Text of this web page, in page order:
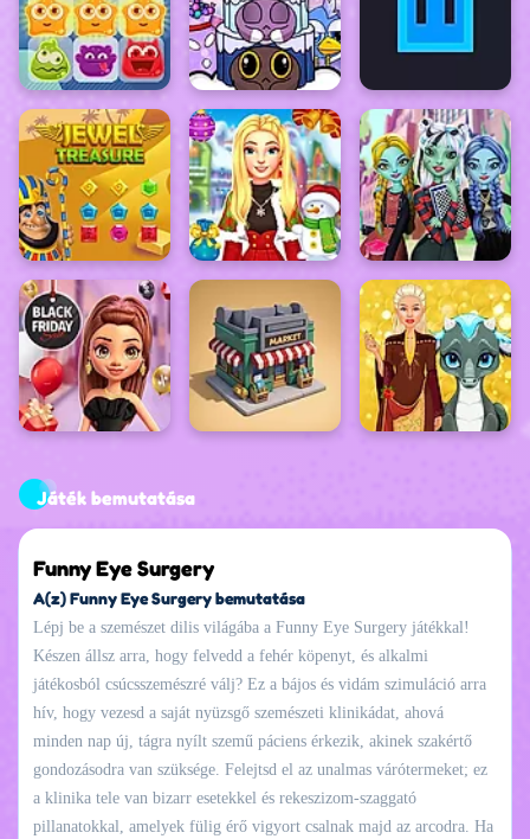
Játék bemutatása
Funny Eye Surgery
A(z) Funny Eye Surgery bemutatása
Lépj be a szemészet dilis világába a Funny Eye Surgery játékkal!
Készen állsz arra, hogy felvedd a fehér köpenyt, és alkalmi
játékosból csúcsszemészré válj? Ez a bájos és vidám szimuláció arra
hív, hogy vezesd a saját nyüzsgő szemészeti klinikádat, ahová
minden nap új, tágra nyílt szemű páciens érkezik, akinek szakértő
gondozásodra van szüksége. Felejtsd el az unalmas várótermeket; ez
a klinika tele van bizarr esetekkel és rekeszizom-szaggató
pillanatokkal, amelyek fülig érő vigyort csalnak majd az arcodra. Ha